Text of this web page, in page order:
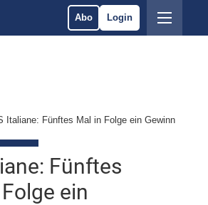
Abo Login
Italiane: Fünftes Mal in Folge ein Gewinn
Fünftes
ein